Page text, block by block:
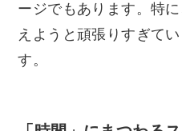
ージでもあります。特
えようと頑張りすぎて
す。